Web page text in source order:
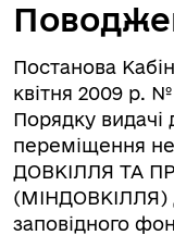
Постанова
квітня 2009 р.
Порядку видачі
переміщення
ДОВКІЛЛЯ ТА
(МІНДОВКІЛЛЯ)
заповідного